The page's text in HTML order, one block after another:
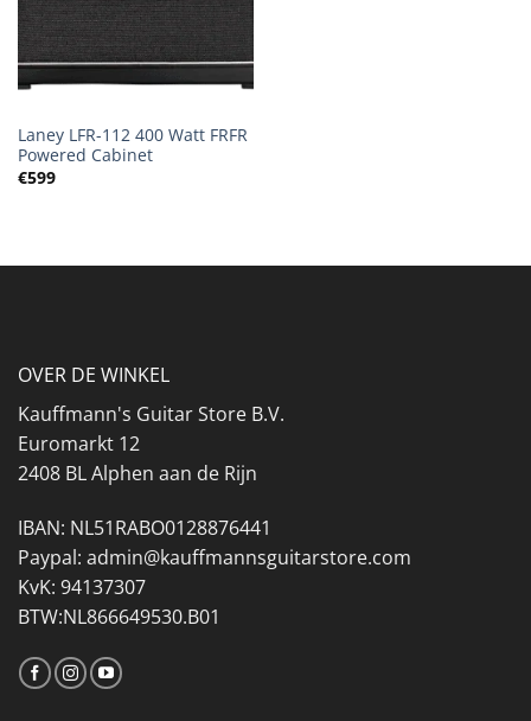
Laney LFR-112 400 Watt FRFR
Powered Cabinet
€599
OVER DE WINKEL
Kauffmann's Guitar Store B.V.
Euromarkt 12
2408 BL Alphen aan de Rijn
IBAN: NL51RABO0128876441
Paypal: admin@kauffmannsguitarstore.com
KvK: 94137307
BTW:NL866649530.B01